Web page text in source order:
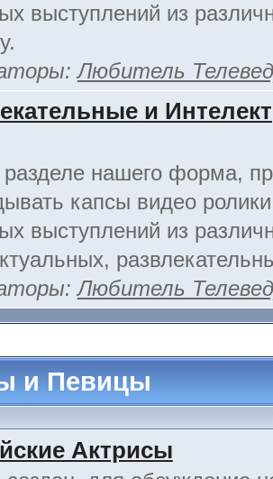
выступлений из
Любитель
и
нашего форма,
капсы видео
выступлений из
Любитель
и Певицы
Актрисы